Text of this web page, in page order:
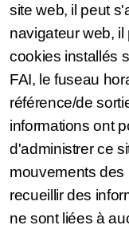
site web, il peut
navigateur web,
cookies installés
FAI, le fuseau
référence/de
informations ont
d'administrer ce
mouvements des
recueillir des
ne sont liées à